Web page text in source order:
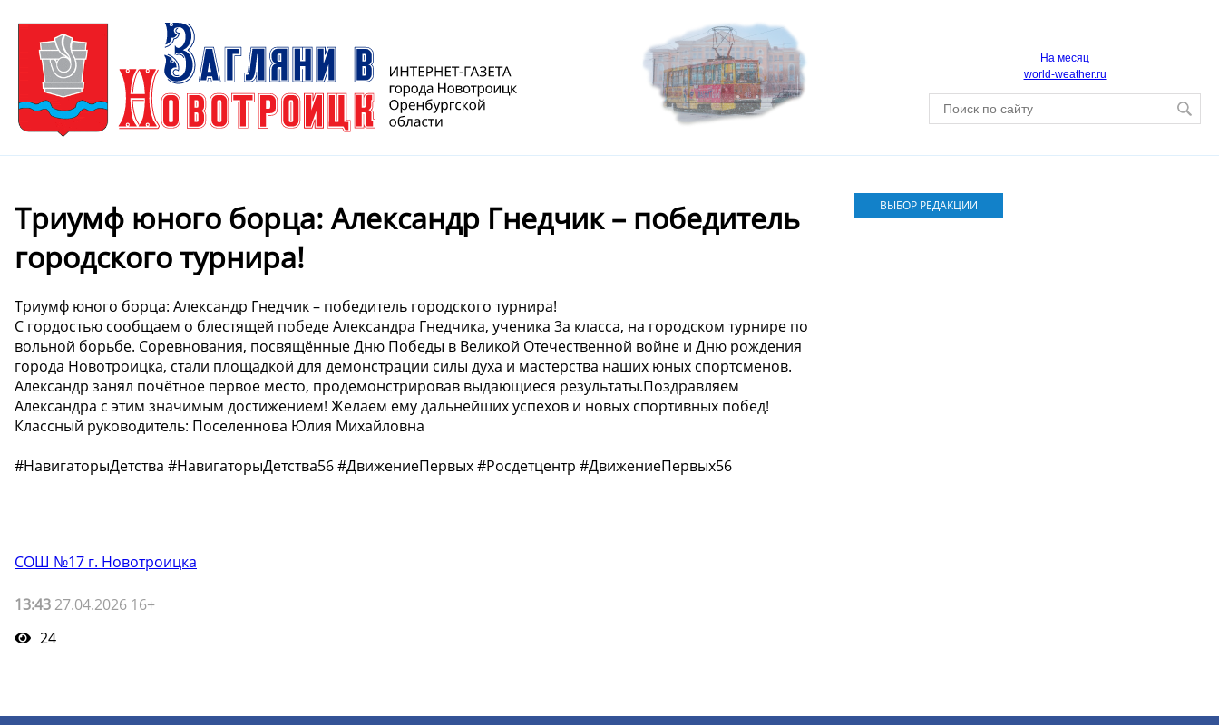
На месяц
world-weather.ru
Триумф юного борца: Александр Гнедчик – победитель
городского турнира!
Триумф юного борца: Александр Гнедчик – победитель городского турнира!
С гордостью сообщаем о блестящей победе Александра Гнедчика, ученика 3а класса, на городском турнире по
вольной борьбе. Соревнования, посвящённые Дню Победы в Великой Отечественной войне и Дню рождения
города Новотроицка, стали площадкой для демонстрации силы духа и мастерства наших юных спортсменов.
Александр занял почётное первое место, продемонстрировав выдающиеся результаты.Поздравляем
Александра с этим значимым достижением! Желаем ему дальнейших успехов и новых спортивных побед!
Классный руководитель: Поселеннова Юлия Михайловна
#НавигаторыДетства #НавигаторыДетства56 #ДвижениеПервых #Росдетцентр #ДвижениеПервых56
СОШ №17 г. Новотроицка
13:43 27.04.2026 16+
24
ВЫБОР РЕДАКЦИИ